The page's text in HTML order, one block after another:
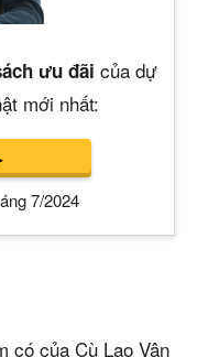
ưu đãi của dự
mới nhất:
7/2024
có của Cù Lao Vân